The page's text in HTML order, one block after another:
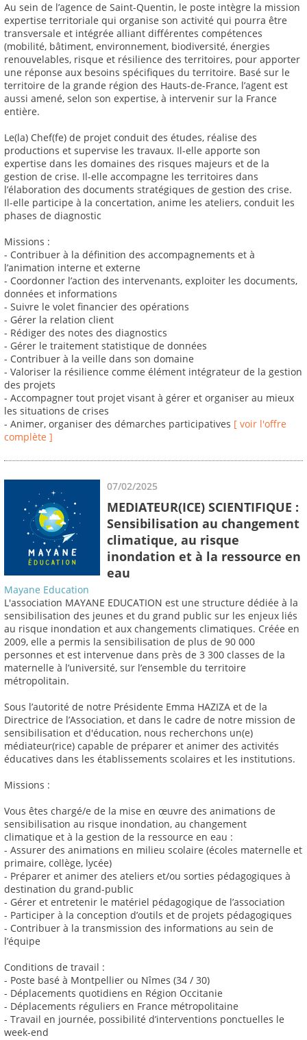
Au sein de l’agence de Saint-Quentin, le poste intègre la mission
expertise territoriale qui organise son activité qui pourra être
transversale et intégrée alliant différentes compétences
(mobilité, bâtiment, environnement, biodiversité, énergies
renouvelables, risque et résilience des territoires, pour apporter
une réponse aux besoins spécifiques du territoire. Basé sur le
territoire de la grande région des Hauts-de-France, l’agent est
aussi amené, selon son expertise, à intervenir sur la France
entière.
Le(la) Chef(fe) de projet conduit des études, réalise des
productions et supervise les travaux. Il-elle apporte son
expertise dans les domaines des risques majeurs et de la
gestion de crise. Il-elle accompagne les territoires dans
l’élaboration des documents stratégiques de gestion des crise.
Il-elle participe à la concertation, anime les ateliers, conduit les
phases de diagnostic
Missions :
- Contribuer à la définition des accompagnements et à
l’animation interne et externe
- Coordonner l’action des intervenants, exploiter les documents,
données et informations
- Suivre le volet financier des opérations
- Gérer la relation client
- Rédiger des notes des diagnostics
- Gérer le traitement statistique de données
- Contribuer à la veille dans son domaine
- Valoriser la résilience comme élément intégrateur de la gestion
des projets
- Accompagner tout projet visant à gérer et organiser au mieux
les situations de crises
- Animer, organiser des démarches participatives [ voir l'offre
complète ]
07/02/2025
MEDIATEUR(ICE) SCIENTIFIQUE :
Sensibilisation au changement
climatique, au risque
inondation et à la ressource en
eau
Mayane Education
L'association MAYANE EDUCATION est une structure dédiée à la
sensibilisation des jeunes et du grand public sur les enjeux liés
au risque inondation et aux changements climatiques. Créée en
2009, elle a permis la sensibilisation de plus de 90 000
personnes et est intervenue dans près de 3 300 classes de la
maternelle à l’université, sur l’ensemble du territoire
métropolitain.
Sous l’autorité de notre Présidente Emma HAZIZA et de la
Directrice de l’Association, et dans le cadre de notre mission de
sensibilisation et d'éducation, nous recherchons un(e)
médiateur(rice) capable de préparer et animer des activités
éducatives dans les établissements scolaires et les institutions.
Missions :
Vous êtes chargé/e de la mise en œuvre des animations de
sensibilisation au risque inondation, au changement
climatique et à la gestion de la ressource en eau :
- Assurer des animations en milieu scolaire (écoles maternelle et
primaire, collège, lycée)
- Préparer et animer des ateliers et/ou sorties pédagogiques à
destination du grand-public
- Gérer et entretenir le matériel pédagogique de l’association
- Participer à la conception d’outils et de projets pédagogiques
- Contribuer à la transmission des informations au sein de
l’équipe
Conditions de travail :
- Poste basé à Montpellier ou Nîmes (34 / 30)
- Déplacements quotidiens en Région Occitanie
- Déplacements réguliers en France métropolitaine
- Travail en journée, possibilité d’interventions ponctuelles le
week-end